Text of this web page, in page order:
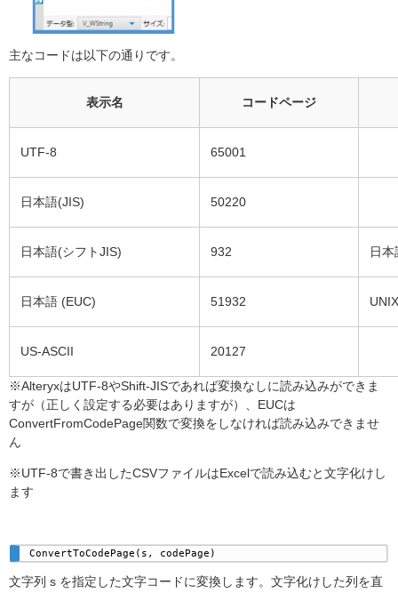
主なコードは以下の通りです。
表示名 コードページ
UTF-8 65001
日本語(JIS) 50220
日本語(シフトJIS) 932 日
日本語 (EUC) 51932
US-ASCII 20127
※AlteryxはUTF-8やShift-JISであれば変換なしに読み込みができま
すが（正しく設定する必要はありますが）、EUCは
ConvertFromCodePage関数で変換をしなければ読み込みできませ
ん
※UTF-8で書き出したCSVファイルはExcelで読み込むと文字化けし
ます
ConvertToCodePage(s, codePage)
文字列 s を指定した文字コードに変換します。文字化けした列を直